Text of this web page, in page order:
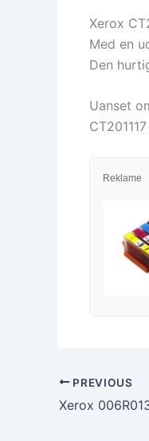
Xerox
Med en
Den
Uanset
Reklame
PREVIOUS